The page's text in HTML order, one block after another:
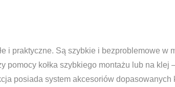
i praktyczne. Są szybkie i bezproblemowe
pomocy kołka szybkiego montażu lub na
posiada system akcesoriów